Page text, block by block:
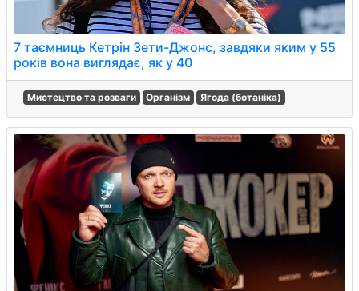
7 таємниць Кетрін Зети-Джонс, завдяки яким у 55
років вона виглядає, як у 40
Мистецтво та розваги Організм Ягода (ботаніка)